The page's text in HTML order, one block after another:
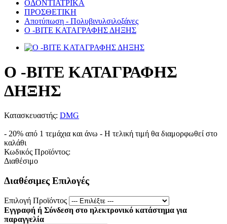
ΟΔΟΝΤΙΑΤΡΙΚΑ
ΠΡΟΣΘΕΤΙΚΗ
Αποτύπωση - Πολυβινυλσιλοξάνες
O -BITE ΚΑΤΑΓΡΑΦΗΣ ΔΗΞΗΣ
O -BITE ΚΑΤΑΓΡΑΦΗΣ
ΔΗΞΗΣ
Κατασκευαστής: DMG
- 20% από 1 τεμάχια και άνω - Η τελική τιμή θα διαμορφωθεί στο
καλάθι
Κωδικός Προϊόντος:
Διαθέσιμο
Διαθέσιμες Επιλογές
Επιλογή Προϊόντος
Εγγραφή ή Σύνδεση στο ηλεκτρονικό κατάστημα για
παραγγελία